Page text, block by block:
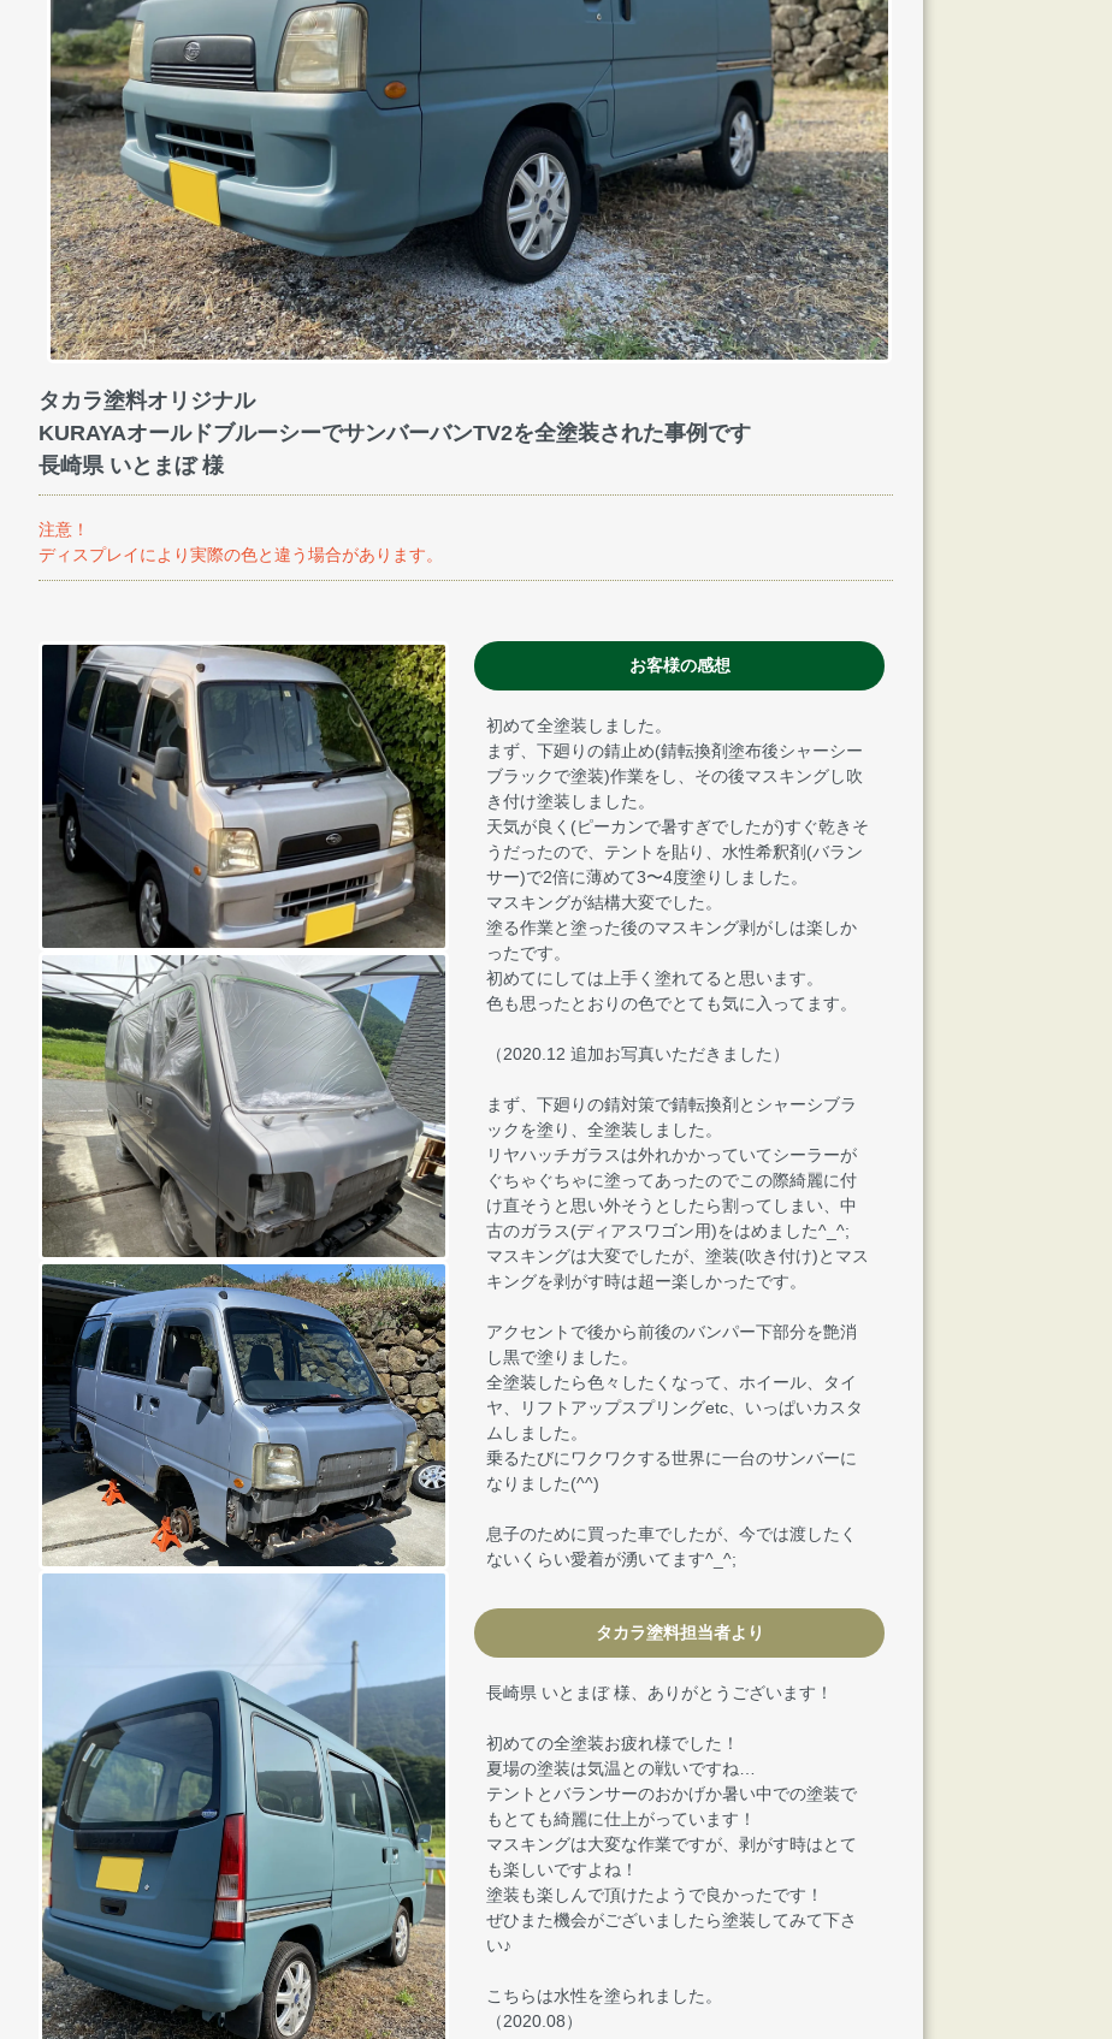
タカラ塗料オリジナル
KURAYAオールドブルーシーでサンバーバンTV2を全塗装された事例です
長崎県 いとまぼ 様
注意！
ディスプレイにより実際の色と違う場合があります。
お客様の感想
初めて全塗装しました。
まず、下廻りの錆止め(錆転換剤塗布後シャーシー
ブラックで塗装)作業をし、その後マスキングし吹
き付け塗装しました。
天気が良く(ピーカンで暑すぎでしたが)すぐ乾きそ
うだったので、テントを貼り、水性希釈剤(バラン
サー)で2倍に薄めて3〜4度塗りしました。
マスキングが結構大変でした。
塗る作業と塗った後のマスキング剥がしは楽しか
ったです。
初めてにしては上手く塗れてると思います。
色も思ったとおりの色でとても気に入ってます。
（2020.12 追加お写真いただきました）
まず、下廻りの錆対策で錆転換剤とシャーシブラ
ックを塗り、全塗装しました。
リヤハッチガラスは外れかかっていてシーラーが
ぐちゃぐちゃに塗ってあったのでこの際綺麗に付
け直そうと思い外そうとしたら割ってしまい、中
古のガラス(ディアスワゴン用)をはめました^_^;
マスキングは大変でしたが、塗装(吹き付け)とマス
キングを剥がす時は超ー楽しかったです。
アクセントで後から前後のバンパー下部分を艶消
し黒で塗りました。
全塗装したら色々したくなって、ホイール、タイ
ヤ、リフトアップスプリングetc、いっぱいカスタ
ムしました。
乗るたびにワクワクする世界に一台のサンバーに
なりました(^^)
息子のために買った車でしたが、今では渡したく
ないくらい愛着が湧いてます^_^;
タカラ塗料担当者より
長崎県 いとまぼ 様、ありがとうございます！
初めての全塗装お疲れ様でした！
夏場の塗装は気温との戦いですね…
テントとバランサーのおかげか暑い中での塗装で
もとても綺麗に仕上がっています！
マスキングは大変な作業ですが、剥がす時はとて
も楽しいですよね！
塗装も楽しんで頂けたようで良かったです！
ぜひまた機会がございましたら塗装してみて下さ
い♪
こちらは水性を塗られました。
（2020.08）